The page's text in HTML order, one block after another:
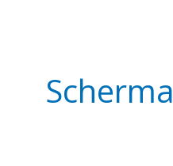
Scherma